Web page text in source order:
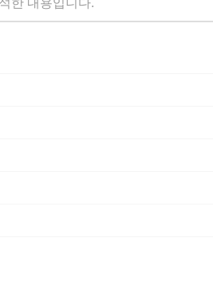
한 내용입니다.